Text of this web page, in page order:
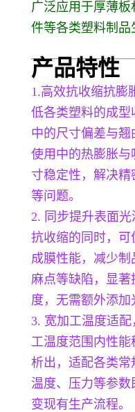
广泛应用于厚薄
件等各类塑料制品
产品特性
1.高效抗收缩抗膨
低各类塑料的成
中的尺寸偏差与
使用中的热膨胀与
寸稳定性，解决
等问题。
2. 同步提升表面
抗收缩的同时，可
成膜性能，减少制
麻点等缺陷，显
度，无需额外添加
3. 宽加工温度适
工温度范围内性
析出，适配各类常
温度、压力等参
变现有生产流程。